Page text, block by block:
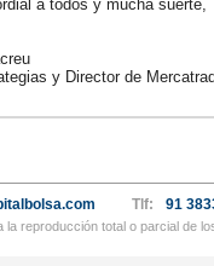
a todos y mucha suerte,
y Director de
Tlf: 91
la reproducción total o parcial de